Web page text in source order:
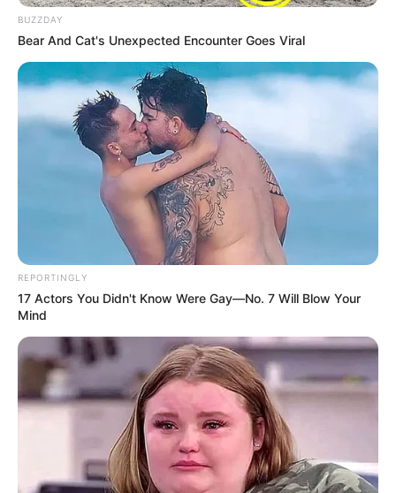
ΑΛΙΒΕΡΙ ΝΕΑ
BUZZDAY
Bear And Cat's Unexpected Encounter Goes Viral
REPORTINGLY
17 Actors You Didn't Know Were Gay—No. 7 Will Blow Your
Mind